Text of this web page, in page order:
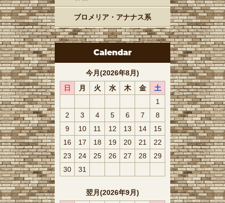
ブロメリア・アナナス系
Calendar
今月(2026年8月)
日
月 火 水 木 金
土
1
2
3 4 5 6 7
8
9
10 11 12 13 14
15
16
17 18 19 20 21
22
23
24 25 26 27 28
29
30
31
翌月(2026年9月)